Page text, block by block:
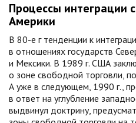
Процессы интеграции
Америки
В 80-е г тенденции к
в отношениях государств
и Мексики. В 1989 г. США
о зоне свободной торговли,
А уже в следующем, 1990 г.,
в ответ на углубление
выдвинул доктрину,